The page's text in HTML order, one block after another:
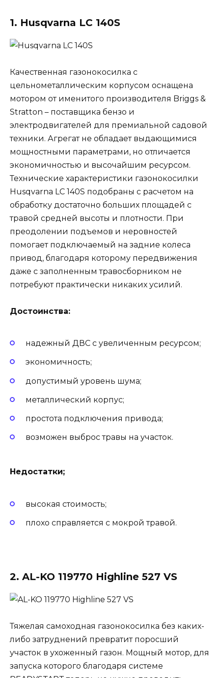
1. Husqvarna LC 140S
Качественная газонокосилка с
цельнометаллическим корпусом оснащена
мотором от именитого производителя Briggs &
Stratton – поставщика бензо и
электродвигателей для премиальной садовой
техники. Агрегат не обладает выдающимися
мощностными параметрами, но отличается
экономичностью и высочайшим ресурсом.
Технические характеристики газонокосилки
Husqvarna LC 140S подобраны с расчетом на
обработку достаточно больших площадей с
травой средней высоты и плотности. При
преодолении подъемов и неровностей
помогает подключаемый на задние колеса
привод, благодаря которому передвижения
даже с заполненным травосборником не
потребуют практически никаких усилий.
Достоинства:
надежный ДВС с увеличенным ресурсом;
экономичность;
допустимый уровень шума;
металлический корпус;
простота подключения привода;
возможен выброс травы на участок.
Недостатки;
высокая стоимость;
плохо справляется с мокрой травой.
2. AL-KO 119770 Highline 527 VS
Тяжелая самоходная газонокосилка без каких-
либо затруднений превратит поросший
участок в ухоженный газон. Мощный мотор, для
запуска которого благодаря системе